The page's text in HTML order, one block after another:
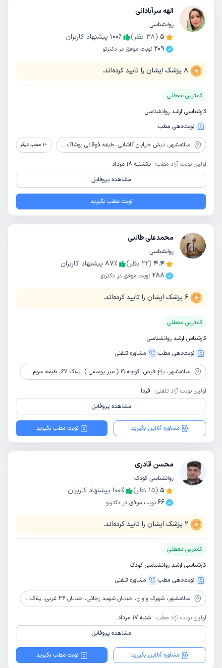
الهه سرآبادانی
روانشناسی
5
(
38 نظر) 100٪
پیشنهاد کاربران
209 نوبت موفق در دکترتو
8 پزشک ایشان را تایید کرده‌اند.
کمترین معطلی
کارشناسی ارشد روانشناسی
نوبت‌دهی مطب
اسلامشهر، نبش خیابان کاشانی، طبقه فوقانی پوشاک آپاچی، پلاک 852، مرکز مشاوره و روانشناسی نگاه سبز +
1 مطب دیگر
اولین نوبت آزاد مطب: یکشنبه 18 مرداد
مشاهده پروفایل
نوبت مطب بگیرید
محمدعلی طالبی
روانشناسی
4.4
(
22 نظر) 87٪
پیشنهاد کاربران
288 نوبت موفق در دکترتو
6 پزشک ایشان را تایید کرده‌اند.
کمترین معطلی
کارشناس ارشد روانشناسی
نوبت‌دهی مطب
مشاوره‌ تلفنی
اسلامشهر، باغ فیض، کوچه 19 ( میر یوسفی )، پلاک 67، طبقه سوم، مرکز روانشناسی و روانپزشکی صدای امید
اولین نوبت آزاد تلفنی: فردا
مشاهده پروفایل
مشاوره آنلاین بگیرید نوبت مطب بگیرید
محسن قادری
روانشناسی کودک
5
(
15 نظر) 100٪
پیشنهاد کاربران
66 نوبت موفق در دکترتو
2 پزشک ایشان را تایید کرده‌اند.
کمترین معطلی
کارشناسی ارشد روانشناسی کودک
نوبت‌دهی مطب
مشاوره‌ تلفنی
اسلامشهر، شهرک واوان، خیابان شهید رجائی، خیابان 36 غربی، پلاک 1 طبقه 1
اولین نوبت آزاد مطب: شنبه 17 مرداد
مشاهده پروفایل
مشاوره آنلاین بگیرید نوبت مطب بگیرید